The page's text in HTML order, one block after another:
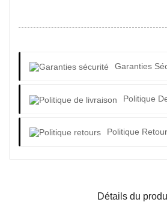
Garanties
Politique
Politique
Détails du